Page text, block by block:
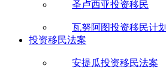
圣卢西亚投资移民
瓦努阿图投资移民计划
投资移民法案
安提瓜投资移民法案